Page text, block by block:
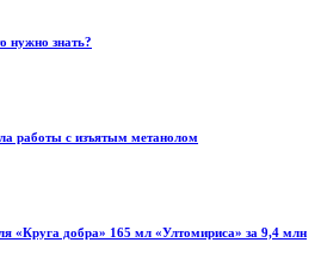
нужно знать?
работы с изъятым метанолом
«Круга добра» 165 мл «Ултомириса» за 9,4 млн